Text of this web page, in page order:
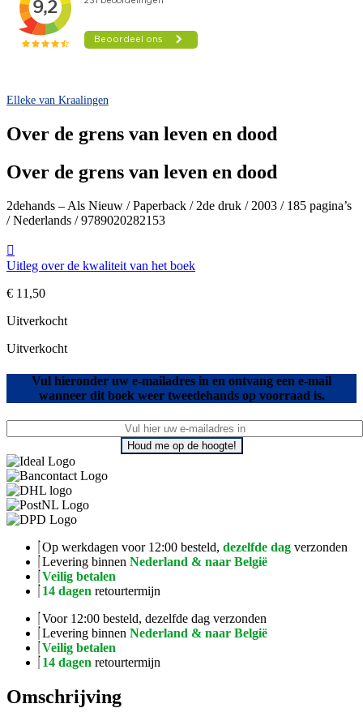
Elleke van Kraalingen
Over de grens van leven en dood
Over de grens van leven en dood
2dehands – Als Nieuw / Paperback / 2de druk / 2003 / 185 pagina’s
/ Nederlands / 9789020282153
Uitleg over de kwaliteit van het boek
€ 11,50
Uitverkocht
Uitverkocht
Vul hieronder uw e-mailadres in en ontvang een e-mail
wanneer dit boek weer tweedehands op voorraad is.
Houd me op de hoogte!
Op werkdagen voor 12:00 besteld, dezelfde dag verzonden
Levering binnen Nederland & naar België
Veilig betalen
14 dagen retourtermijn
Voor 12:00 besteld, dezelfde dag verzonden
Levering binnen Nederland & naar België
Veilig betalen
14 dagen retourtermijn
Omschrijving